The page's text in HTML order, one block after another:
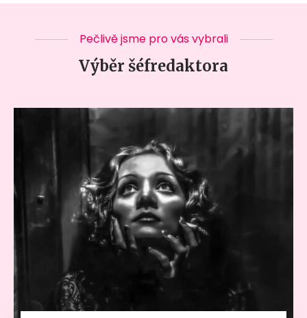
Pečlivě jsme pro vás vybrali
Výběr šéfredaktora